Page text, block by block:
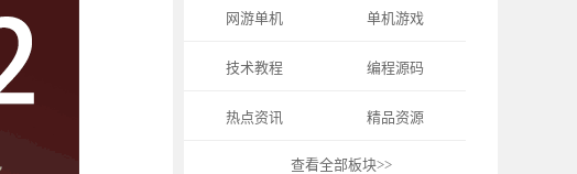
网游单机 单机游戏
技术教程 编程源码
热点资讯 精品资源
查看全部板块>>